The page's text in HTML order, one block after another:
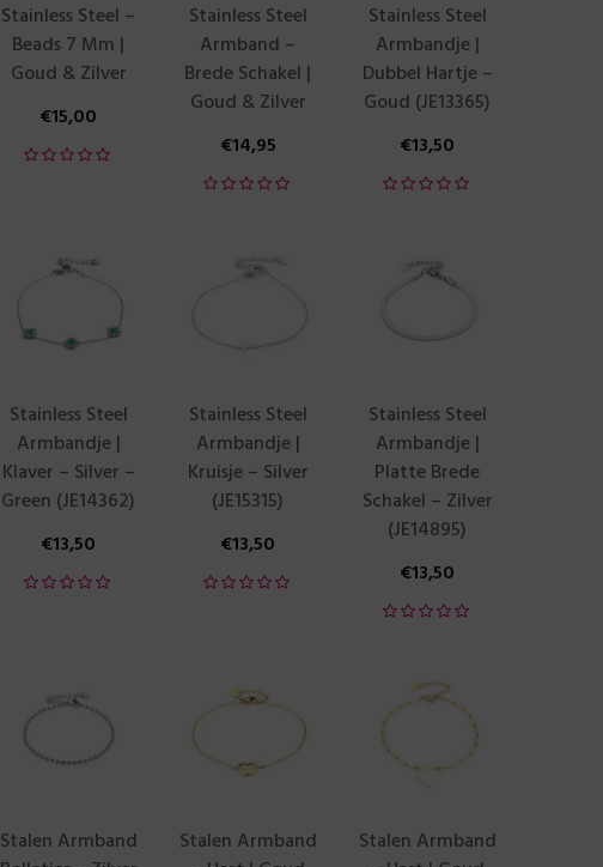
Stainless Steel –
Beads 7 Mm |
Goud & Zilver
€15,00
Stainless Steel
Armband –
Brede Schakel |
Goud & Zilver
€14,95
Stainless Steel
Armbandje |
Dubbel Hartje –
Goud (JE13365)
€13,50
Stainless Steel
Armbandje |
Klaver – Silver –
Green (JE14362)
€13,50
Stainless Steel
Armbandje |
Kruisje – Silver
(JE15315)
€13,50
Stainless Steel
Armbandje |
Platte Brede
Schakel – Zilver
(JE14895)
€13,50
Stalen Armband
Stalen Armband
Stalen Armband